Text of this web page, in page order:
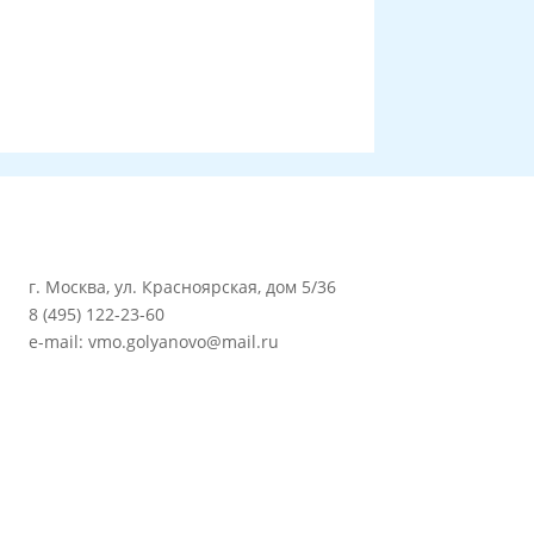
г. Москва, ул. Красноярская, дом 5/36
8 (495) 122-23-60
e-mail: vmo.golyanovo@mail.ru